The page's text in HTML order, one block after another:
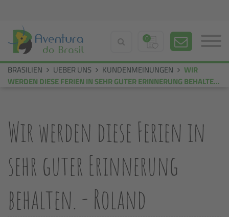
0
BRASILIEN UEBER UNS KUNDENMEINUNGEN
WIR
WERDEN DIESE FERIEN IN SEHR GUTER ERINNERUNG BEHALTEN
Wir werden diese Ferien in
sehr guter Erinnerung
behalten. - Roland